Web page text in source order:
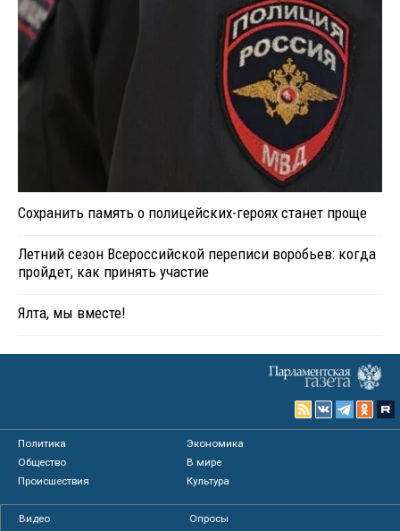
Сохранить память о полицейских-героях станет проще
Летний сезон Всероссийской переписи воробьев: когда
пройдет, как принять участие
Ялта, мы вместе!
Политика
Экономика
Общество
В мире
Происшествия
Культура
Видео
Опросы